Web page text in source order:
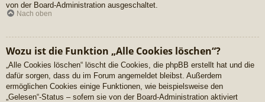
von der Board-Administration ausgeschaltet.
Nach oben
Wozu ist die Funktion „Alle Cookies löschen“?
„Alle Cookies löschen“ löscht die Cookies, die phpBB erstellt hat und die
dafür sorgen, dass du im Forum angemeldet bleibst. Außerdem
ermöglichen Cookies einige Funktionen, wie beispielsweise den
„Gelesen“-Status – sofern sie von der Board-Administration aktiviert